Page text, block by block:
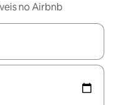
no Airbnb
explore-os